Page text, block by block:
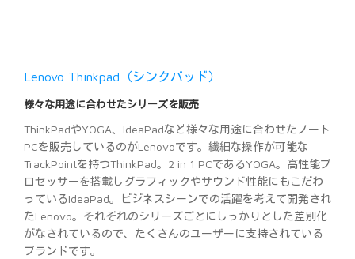
Lenovo Thinkpad（シンクパッド）
様々な用途に合わせたシリーズを販売
ThinkPadやYOGA、IdeaPadなど様々な用途に合わせたノート
PCを販売しているのがLenovoです。繊細な操作が可能な
TrackPointを持つThinkPad。2 in 1 PCであるYOGA。高性能プ
ロセッサーを搭載しグラフィックやサウンド性能にもこだわ
っているIdeaPad。ビジネスシーンでの活躍を考えて開発され
たLenovo。それぞれのシリーズごとにしっかりとした差別化
がなされているので、たくさんのユーザーに支持されている
ブランドです。